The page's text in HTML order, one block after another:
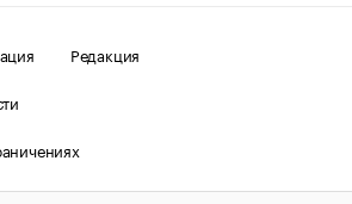
Редакция
О соблюдении авторских прав